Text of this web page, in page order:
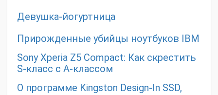
Девушка-йогуртница
Прирожденные убийцы ноутбуков IBM
Sony Xperia Z5 Compact: Как скрестить
S-класс с А-классом
О программе Kingston Design-In SSD,